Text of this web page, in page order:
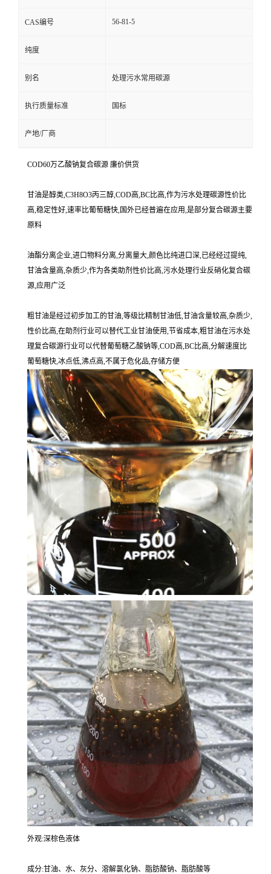
CAS编号 56-81-5
纯度
别名 处理污水常用碳源
执行质量标准 国标
产地/厂商
COD60万乙酸钠复合碳源 廉价供货
甘油是醇类,C3H8O3丙三醇,COD高,BC比高,作为污水处理碳源性价比
高,稳定性好,速率比葡萄糖快,国外已经普遍在应用,是部分复合碳源主要
原料
油酯分离企业,进口物料分离,分离量大,颜色比纯进口深,已经经过提纯,
甘油含量高,杂质少,作为各类助剂性价比高,污水处理行业反硝化复合碳
源,应用广泛
粗甘油是经过初步加工的甘油,等级比精制甘油低,甘油含量较高,杂质少,
性价比高,在助剂行业可以替代工业甘油使用,节省成本,粗甘油在污水处
理复合碳源行业可以代替葡萄糖乙酸钠等,COD高,BC比高,分解速度比
葡萄糖快,冰点低,沸点高,不属于危化品,存储方便
外观:深棕色液体
成分:甘油、水、灰分、溶解氯化钠、脂肪酸钠、脂肪酸等